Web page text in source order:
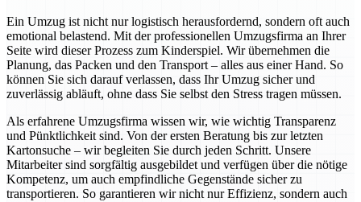
Ein Umzug ist nicht nur logistisch herausfordernd, sondern oft auch
emotional belastend. Mit der professionellen Umzugsfirma an Ihrer
Seite wird dieser Prozess zum Kinderspiel. Wir übernehmen die
Planung, das Packen und den Transport – alles aus einer Hand. So
können Sie sich darauf verlassen, dass Ihr Umzug sicher und
zuverlässig abläuft, ohne dass Sie selbst den Stress tragen müssen.
Als erfahrene Umzugsfirma wissen wir, wie wichtig Transparenz
und Pünktlichkeit sind. Von der ersten Beratung bis zur letzten
Kartonsuche – wir begleiten Sie durch jeden Schritt. Unsere
Mitarbeiter sind sorgfältig ausgebildet und verfügen über die nötige
Kompetenz, um auch empfindliche Gegenstände sicher zu
transportieren. So garantieren wir nicht nur Effizienz, sondern auch